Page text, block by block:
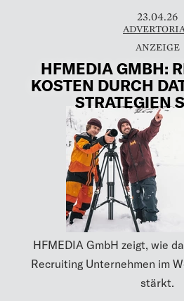
23.04.26
HFMEDIA GMBH:
KOSTEN DURCH
STRATEGIEN
HFMEDIA GmbH zeigt, wie
Recruiting Unternehmen im
stärkt.